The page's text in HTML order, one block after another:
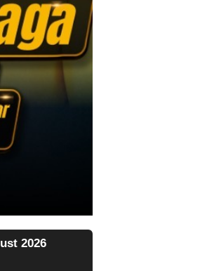
2026